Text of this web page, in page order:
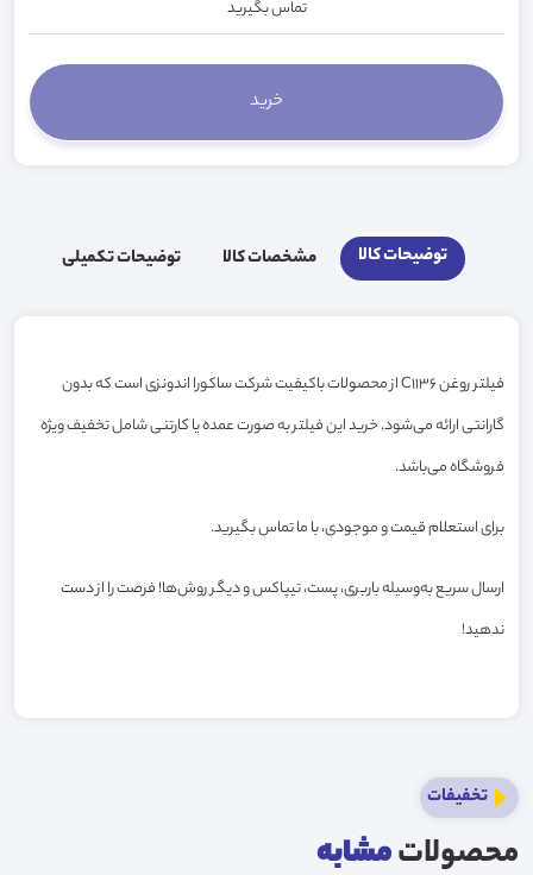
تماس بگیرید
توضیحات کالا مشخصات کالا توضیحات تکمیلی
فیلتر روغن C1136 از محصولات باکیفیت شرکت ساکورا اندونزی است که بدون
گارانتی ارائه می‌شود. خرید این فیلتر به صورت عمده یا کارتنی شامل تخفیف ویژه
فروشگاه می‌باشد.
برای استعلام قیمت و موجودی، با ما تماس بگیرید.
ارسال سریع به‌وسیله باربری، پست، تیپاکس و دیگر روش‌ها! فرصت را از دست
ندهید!
تخفیفات
محصولاتمشابه